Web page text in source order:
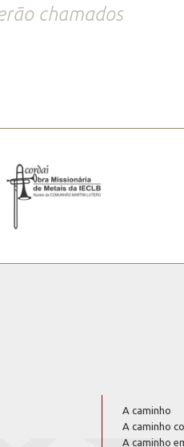
chamados
A caminho
A caminho
A caminho